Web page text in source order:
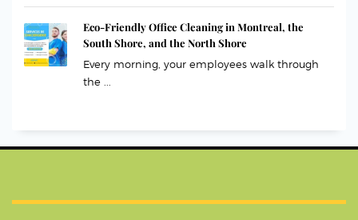
Eco-Friendly Office Cleaning in Montreal, the
South Shore, and the North Shore
Every morning, your employees walk through
the ...